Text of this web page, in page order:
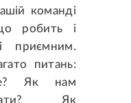
команді
робить і
приємним.
питань:
Як нам
Як